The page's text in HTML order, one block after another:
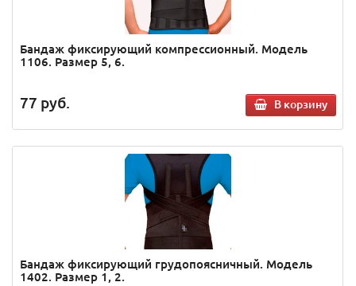
Бандаж фиксирующий компрессионный. Модель
1106. Размер 5, 6.
77 руб. В корзину
Бандаж фиксирующий грудопоясничный. Модель
1402. Размер 1, 2.